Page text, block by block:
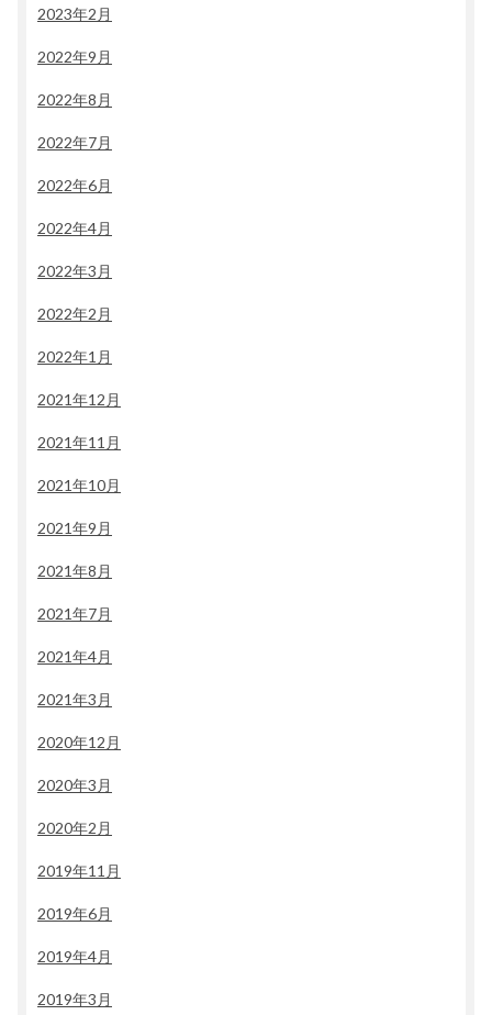
2023年2月
2022年9月
2022年8月
2022年7月
2022年6月
2022年4月
2022年3月
2022年2月
2022年1月
2021年12月
2021年11月
2021年10月
2021年9月
2021年8月
2021年7月
2021年4月
2021年3月
2020年12月
2020年3月
2020年2月
2019年11月
2019年6月
2019年4月
2019年3月